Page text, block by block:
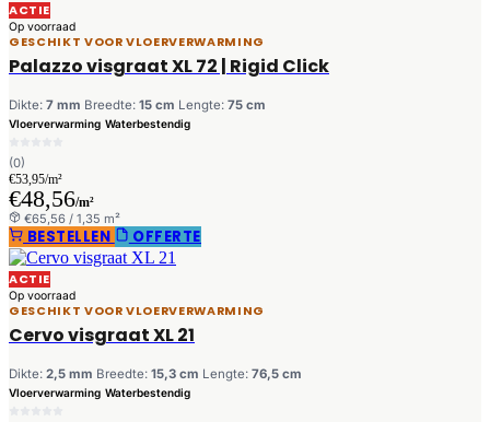
ACTIE
Op voorraad
GESCHIKT VOOR VLOERVERWARMING
Palazzo visgraat XL 72 | Rigid Click
Dikte: 7 mm Breedte: 15 cm Lengte: 75 cm
Vloerverwarming Waterbestendig
(0)
€53,95/m²
€48,56/m²
€65,56 / 1,35 m²
BESTELLEN OFFERTE
ACTIE
Op voorraad
GESCHIKT VOOR VLOERVERWARMING
Cervo visgraat XL 21
Dikte: 2,5 mm Breedte: 15,3 cm Lengte: 76,5 cm
Vloerverwarming Waterbestendig